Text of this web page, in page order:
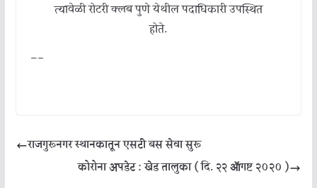
त्यावेळी रोटरी क्लब पुणे येथील पदाधिकारी उपस्थित
होते.
—–
राजगुरूनगर स्थानकातून एसटी बस सेवा सुरू
कोरोना अपडेट : खेड तालुका ( दि. २२ ॲागष्ट २०२० )